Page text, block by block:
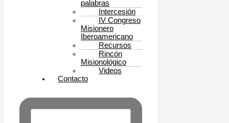
palabras
Intercesión
IV Congreso
Misionero
Iberoamericano
Recursos
Rincón
Misionológico
Videos
Contacto